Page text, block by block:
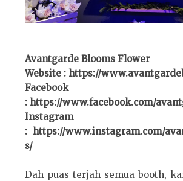
Avantgarde Blooms Flower
Website : https://
Facebook
: https://www.facebook.com/
Instagram
: https://www.instagram.com/
s/
Dah puas terjah semua booth,